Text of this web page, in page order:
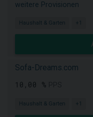
weitere Provisionen
Haushalt & Garten +1
Sofa-Dreams.com
10,00 %
Haushalt & Garten +1